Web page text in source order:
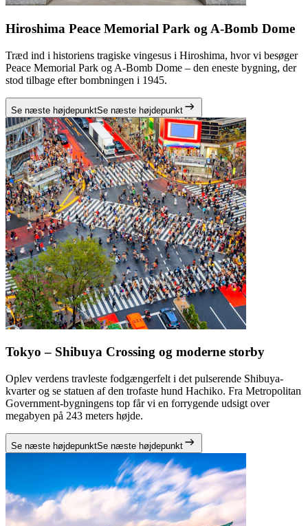
Hiroshima Peace Memorial Park og A-Bomb Dome
Træd ind i historiens tragiske vingesus i Hiroshima, hvor vi besøger
Peace Memorial Park og A-Bomb Dome – den eneste bygning, der
stod tilbage efter bombningen i 1945.
Se næste højdepunktSe næste højdepunkt
Tokyo – Shibuya Crossing og moderne storby
Oplev verdens travleste fodgængerfelt i det pulserende Shibuya-
kvarter og se statuen af den trofaste hund Hachiko. Fra Metropolitan
Government-bygningens top får vi en forrygende udsigt over
megabyen på 243 meters højde.
Se næste højdepunktSe næste højdepunkt